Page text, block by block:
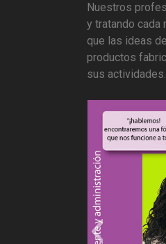
Nuestros
y tratando
que las ideas
productos
sus actividades.